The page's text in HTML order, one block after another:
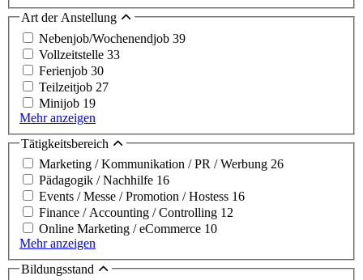
Art der Anstellung
Nebenjob/Wochenendjob 39
Vollzeitstelle 33
Ferienjob 30
Teilzeitjob 27
Minijob 19
Mehr anzeigen
Tätigkeitsbereich
Marketing / Kommunikation / PR / Werbung 26
Pädagogik / Nachhilfe 16
Events / Messe / Promotion / Hostess 16
Finance / Accounting / Controlling 12
Online Marketing / eCommerce 10
Mehr anzeigen
Bildungsstand